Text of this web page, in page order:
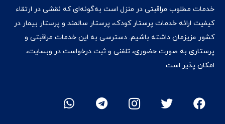
خدمات مطلوب مراقبتی در منزل است به‌گونه‌ای که نقشی در ارتقاء
کیفیت ارائه خدمات پرستار کودک، پرستار سالمند و پرستار بیمار در
کشور عزیزمان داشته‌ باشیم. دسترسی به این خدمات مراقبتی و
پرستاری به صورت حضوری، تلفنی و ثبت درخواست در وبسایت،
امکان پذیر است.